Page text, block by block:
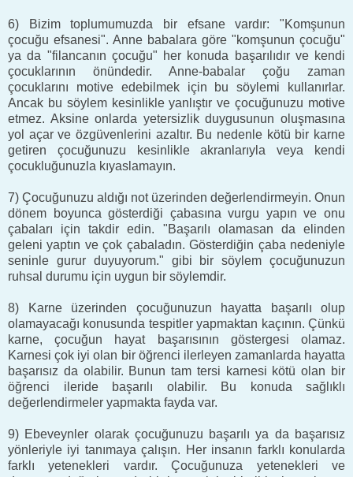
6) Bizim toplumumuzda bir efsane vardır: "Komşunun
çocuğu efsanesi". Anne babalara göre "komşunun çocuğu"
ya da "filancanın çocuğu" her konuda başarılıdır ve kendi
çocuklarının önündedir. Anne-babalar çoğu zaman
çocuklarını motive edebilmek için bu söylemi kullanırlar.
Ancak bu söylem kesinlikle yanlıştır ve çocuğunuzu motive
etmez. Aksine onlarda yetersizlik duygusunun oluşmasına
yol açar ve özgüvenlerini azaltır. Bu nedenle kötü bir karne
getiren çocuğunuzu kesinlikle akranlarıyla veya kendi
çocukluğunuzla kıyaslamayın.
7) Çocuğunuzu aldığı not üzerinden değerlendirmeyin. Onun
dönem boyunca gösterdiği çabasına vurgu yapın ve onu
çabaları için takdir edin. "Başarılı olamasan da elinden
geleni yaptın ve çok çabaladın. Gösterdiğin çaba nedeniyle
seninle gurur duyuyorum." gibi bir söylem çocuğunuzun
ruhsal durumu için uygun bir söylemdir.
8) Karne üzerinden çocuğunuzun hayatta başarılı olup
olamayacağı konusunda tespitler yapmaktan kaçının. Çünkü
karne, çocuğun hayat başarısının göstergesi olamaz.
Karnesi çok iyi olan bir öğrenci ilerleyen zamanlarda hayatta
başarısız da olabilir. Bunun tam tersi karnesi kötü olan bir
öğrenci ileride başarılı olabilir. Bu konuda sağlıklı
değerlendirmeler yapmakta fayda var.
9) Ebeveynler olarak çocuğunuzu başarılı ya da başarısız
yönleriyle iyi tanımaya çalışın. Her insanın farklı konularda
farklı yetenekleri vardır. Çocuğunuza yetenekleri ve